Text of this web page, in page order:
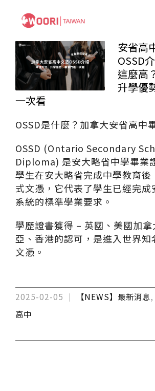
安省高
OSSD
這麼高
升學優
一次看
OSSD是什麼？加拿大安省高中
OSSD (Ontario Secondary
Diploma) 是安大略省中學畢業
學生在安大略省完成中學教育後
式文憑，它代表了學生已經完成
系統的標準學業要求。
學歷證書獲得 – 英國、美國加
亞、香港的認可，是進入世界知
文憑。
2025-02-05 【NEWS】最新消息,
高中